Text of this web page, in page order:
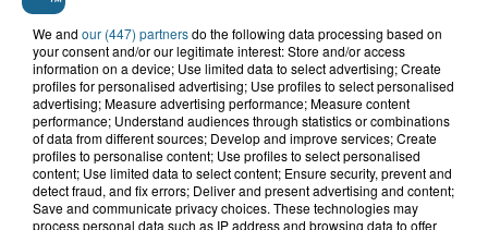
5 août 2026
Boulogne-sur-Mer : un obus ramené
dans un camp de gens du voyage
5 août 2026
Berck : une fillette de 5 ans percutée
We and our (447) partnersdo the following data processing based on
your consent and/or our legitimate interest: Store and/or access
information on a device; Use limited data to select advertising; Create
profiles for personalised advertising; Use profiles to select personalised
advertising; Measure advertising performance; Measure content
performance; Understand audiences through statistics or combinations
of data from different sources; Develop and improve services; Create
profiles to personalise content; Use profiles to select personalised
content; Use limited data to select content; Ensure security, prevent and
detect fraud, and fix errors; Deliver and present advertising and content;
Save and communicate privacy choices. These technologies may
process personal data such as IP address and browsing data to offer